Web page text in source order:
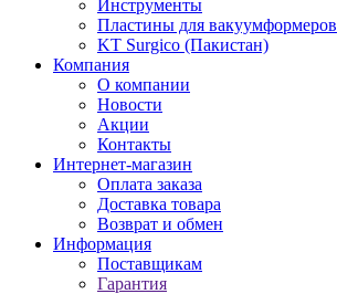
Инструменты
Пластины для вакуумформеров
KT Surgico (Пакистан)
Компания
О компании
Новости
Акции
Контакты
Интернет-магазин
Оплата заказа
Доставка товара
Возврат и обмен
Информация
Поставщикам
Гарантия